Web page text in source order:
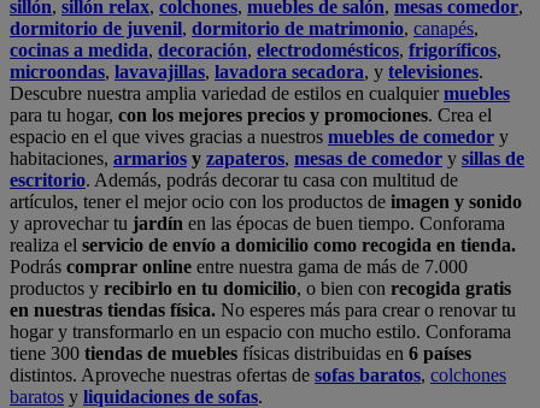
sillón, sillón relax, colchones, muebles de salón, mesas comedor,
dormitorio de juvenil, dormitorio de matrimonio, canapés,
cocinas a medida, decoración, electrodomésticos, frigoríficos,
microondas, lavavajillas, lavadora secadora, y televisiones.
Descubre nuestra amplia variedad de estilos en cualquiermuebles
para tu hogar, con los mejores precios y promociones. Crea el
espacio en el que vives gracias a nuestros muebles de comedor y
habitaciones, armarios y zapateros, mesas de comedor y sillas de
escritorio. Además, podrás decorar tu casa con multitud de
artículos, tener el mejor ocio con los productos de imagen y sonido
y aprovechar tu jardín en las épocas de buen tiempo. Conforama
realiza el servicio de envío a domicilio como recogida en tienda.
Podrás comprar online entre nuestra gama de más de 7.000
productos y recibirlo en tu domicilio, o bien con recogida gratis
en nuestras tiendas física. No esperes más para crear o renovar tu
hogar y transformarlo en un espacio con mucho estilo. Conforama
tiene 300 tiendas de muebles físicas distribuidas en 6 países
distintos. Aproveche nuestras ofertas de sofas baratos, colchones
baratos y liquidaciones de sofas.